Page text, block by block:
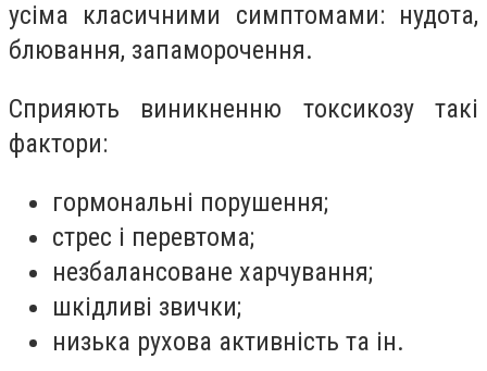
усіма класичними симптомами: нудота,
блювання, запаморочення.
Сприяють виникненню токсикозу такі
фактори:
гормональні порушення;
стрес і перевтома;
незбалансоване харчування;
шкідливі звички;
низька рухова активність та ін.